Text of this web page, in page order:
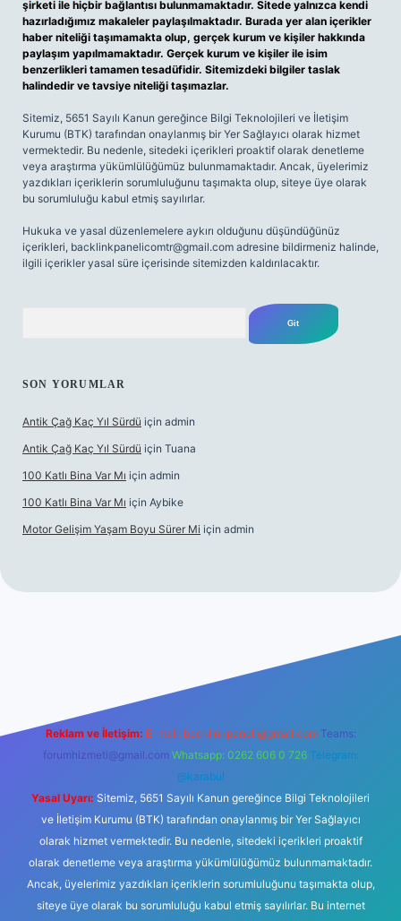
şirketi ile hiçbir bağlantısı bulunmamaktadır. Sitede yalnızca kendi
hazırladığımız makaleler paylaşılmaktadır. Burada yer alan içerikler
haber niteliği taşımamakta olup, gerçek kurum ve kişiler hakkında
paylaşım yapılmamaktadır. Gerçek kurum ve kişiler ile isim
benzerlikleri tamamen tesadüfidir. Sitemizdeki bilgiler taslak
halindedir ve tavsiye niteliği taşımazlar.
Sitemiz, 5651 Sayılı Kanun gereğince Bilgi Teknolojileri ve İletişim
Kurumu (BTK) tarafından onaylanmış bir Yer Sağlayıcı olarak hizmet
vermektedir. Bu nedenle, sitedeki içerikleri proaktif olarak denetleme
veya araştırma yükümlülüğümüz bulunmamaktadır. Ancak, üyelerimiz
yazdıkları içeriklerin sorumluluğunu taşımakta olup, siteye üye olarak
bu sorumluluğu kabul etmiş sayılırlar.
Hukuka ve yasal düzenlemelere aykırı olduğunu düşündüğünüz
içerikleri, backlinkpanelicomtr@gmail.com adresine bildirmeniz halinde,
ilgili içerikler yasal süre içerisinde sitemizden kaldırılacaktır.
SON YORUMLAR
Antik Çağ Kaç Yıl Sürdü için admin
Antik Çağ Kaç Yıl Sürdü için Tuana
100 Katlı Bina Var Mı için admin
100 Katlı Bina Var Mı için Aybike
Motor Gelişim Yaşam Boyu Sürer Mi için admin
Reklam ve İletişim: E-mail: backlinkpaneli@gmail.com Teams:
forumhizmeti@gmail.com Whatsapp: 0262 606 0 726 Telegram:
@karabul
Yasal Uyarı: Sitemiz, 5651 Sayılı Kanun gereğince Bilgi Teknolojileri
ve İletişim Kurumu (BTK) tarafından onaylanmış bir Yer Sağlayıcı
olarak hizmet vermektedir. Bu nedenle, sitedeki içerikleri proaktif
olarak denetleme veya araştırma yükümlülüğümüz bulunmamaktadır.
Ancak, üyelerimiz yazdıkları içeriklerin sorumluluğunu taşımakta olup,
siteye üye olarak bu sorumluluğu kabul etmiş sayılırlar. Bu internet